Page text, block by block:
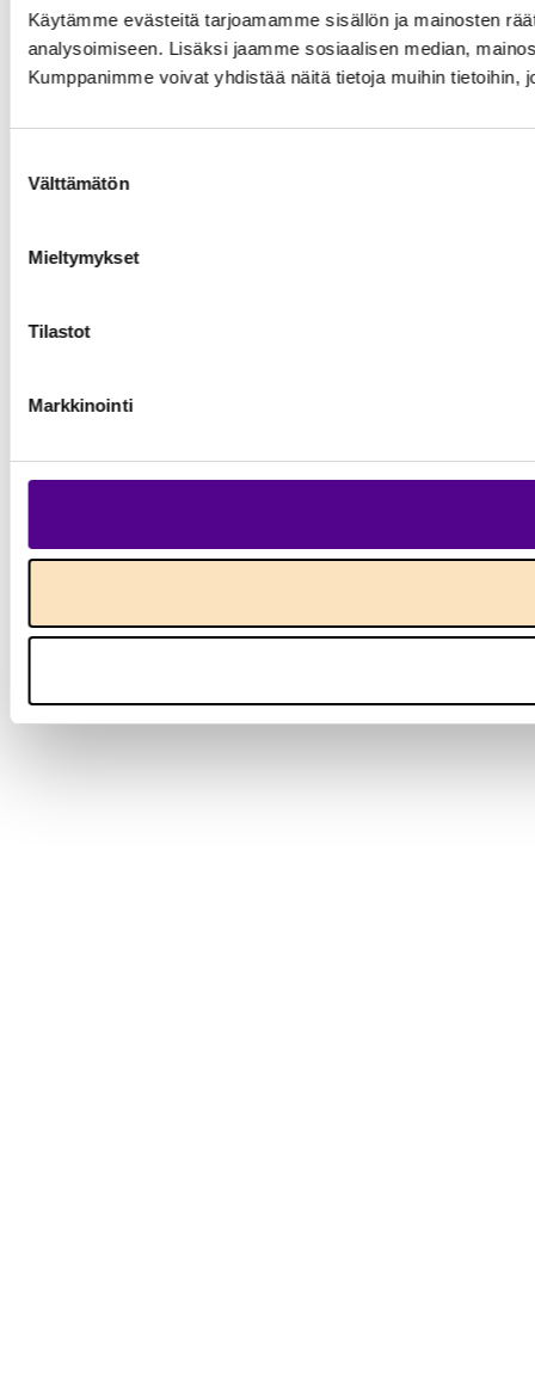
Käytämme evästeitä tarjoamamme sisällön ja mainosten
analysoimiseen. Lisäksi jaamme sosiaalisen median,
Kumppanimme voivat yhdistää näitä tietoja muihin tietoihin,
valinta
Välttämätön
Mieltymykset
Tilastot
Markkinointi